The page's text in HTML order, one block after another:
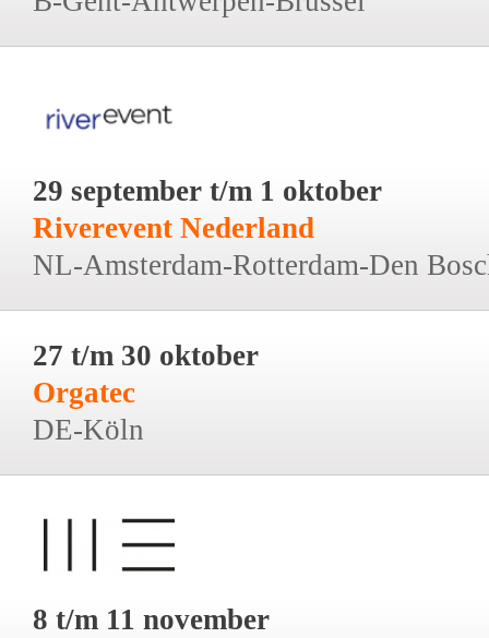
29 september t/m 1 oktober
Riverevent Nederland
NL-Amsterdam-Rotterdam-Den
27 t/m 30 oktober
Orgatec
DE-Köln
8 t/m 11 november